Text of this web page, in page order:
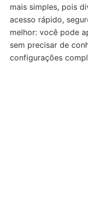
mais simples, pois
acesso rápido,
melhor: você pode
sem precisar de
configurações